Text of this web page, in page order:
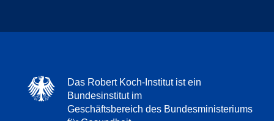
Das Robert Koch-Institut ist ein
Bundesinstitut im
Geschäftsbereich des Bundesministeriums